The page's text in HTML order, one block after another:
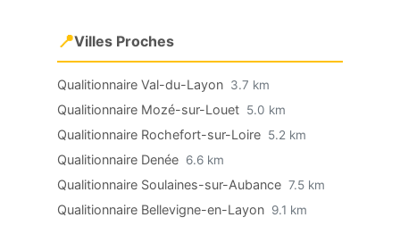
📍Villes Proches
Qualitionnaire Val-du-Layon 3.7 km
Qualitionnaire Mozé-sur-Louet 5.0 km
Qualitionnaire Rochefort-sur-Loire 5.2 km
Qualitionnaire Denée 6.6 km
Qualitionnaire Soulaines-sur-Aubance 7.5 km
Qualitionnaire Bellevigne-en-Layon 9.1 km